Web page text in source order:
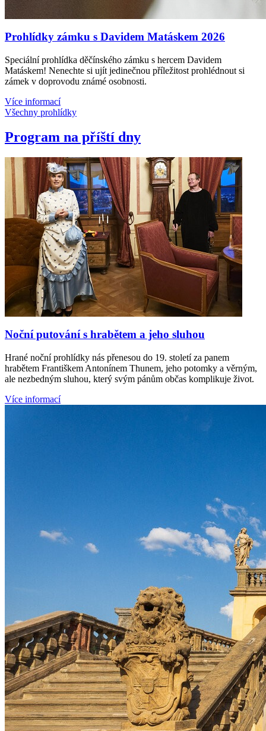
Prohlídky zámku s Davidem Matáskem 2026
Speciální prohlídka děčínského zámku s hercem Davidem
Matáskem! Nenechte si ujít jedinečnou příležitost prohlédnout si
zámek v doprovodu známé osobnosti.
Více informací
Všechny prohlídky
Program na příští dny
Noční putování s hrabětem a jeho sluhou
Hrané noční prohlídky nás přenesou do 19. století za panem
hrabětem Františkem Antonínem Thunem, jeho potomky a věrným,
ale nezbedným sluhou, který svým pánům občas komplikuje život.
Více informací